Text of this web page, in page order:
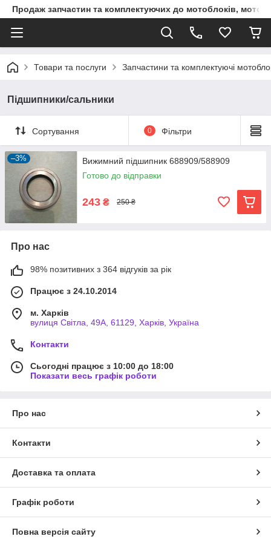
Продаж запчастин та комплектуючих до мотоблоків,
Товари та послуги Запчастини та комплектуючі
Підшипники/сальники
Сортування 0 Фільтри
–3%
Вижимний підшипник 688909/588909
Готово до відправки
243 ₴ 250 ₴
Про нас
98% позитивних з 364 відгуків за рік
Працює з 24.10.2014
м. Харків
вулиця Світла, 49А, 61129, Харків, Україна
Контакти
Сьогодні працює з 10:00 до 18:00
Показати весь графік роботи
Про нас
Контакти
Доставка та оплата
Графік роботи
Повна версія сайту